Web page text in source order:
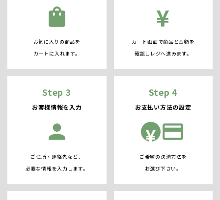
shopping_bag
お気に入りの商品を
カートに入れます。
¥
カート画面で商品と金額を
確認しレジへ進みます。
Step 3
お客様情報を入力
person
ご住所・連絡先など、
必要な情報を入力します。
Step 4
お支払い方法の設定
¥ credit_card
ご希望の決済方法を
お選び下さい。